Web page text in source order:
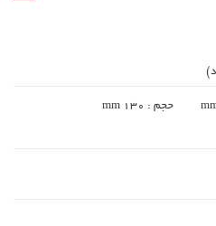
حجم : 130 mm